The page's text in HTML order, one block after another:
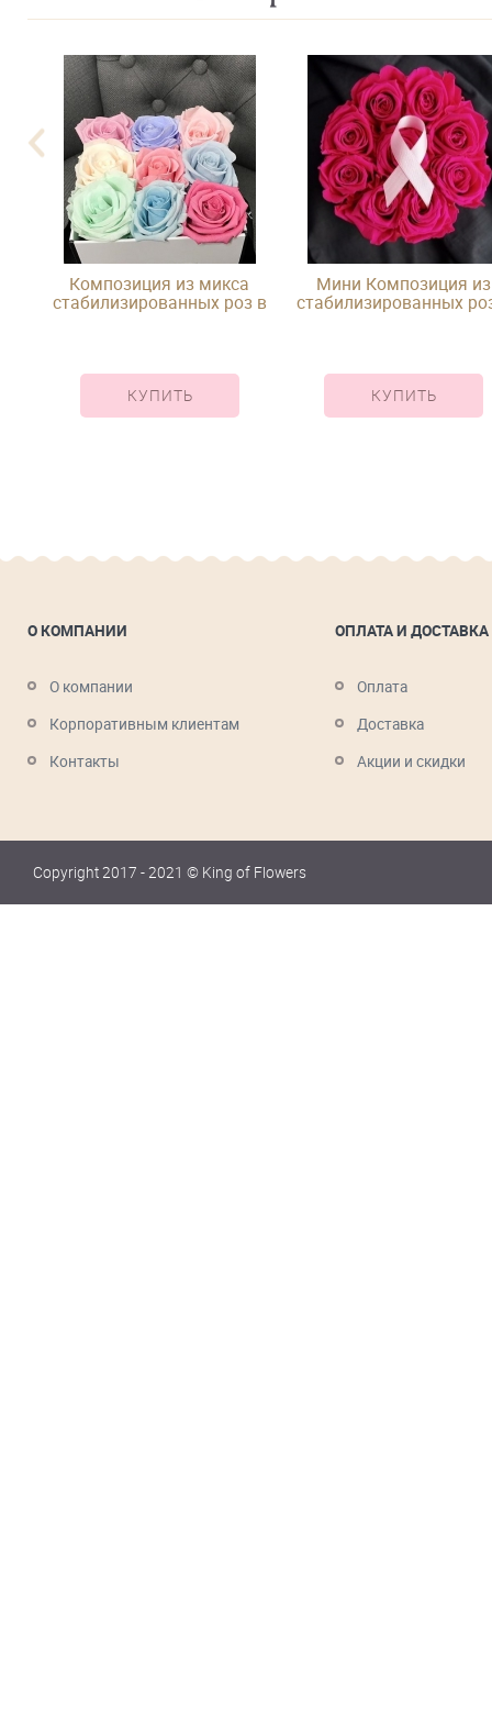
Композиция из микса
стабилизированных роз в
КУПИТЬ
Мини Композиция из
стабилизированных
КУПИТЬ
О КОМПАНИИ
О компании
Корпоративным клиентам
Контакты
ОПЛАТА И ДОСТАВКА
Оплата
Доставка
Акции и скидки
Copyright 2017 - 2021 © King of Flowers